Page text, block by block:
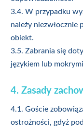
3.4. W przypadku
należy niezwłocznie
obiekt.
3.5. Zabrania się
językiem lub
4. Zasady
4.1. Goście
ostrożności, gdyż